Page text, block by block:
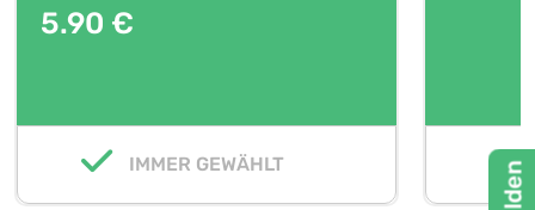
5.90 €
IMMER GEWÄHLT